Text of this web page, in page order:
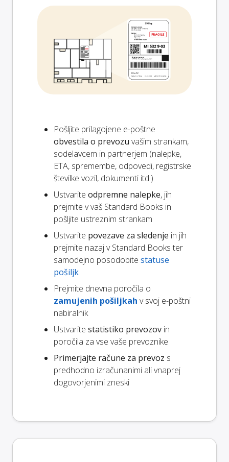
Pošljite prilagojene e-poštne
obvestila o prevozu vašim strankam,
sodelavcem in partnerjem (nalepke,
ETA, spremembe, odpovedi, registrske
številke vozil, dokumenti itd.)
Ustvarite odpremne nalepke, jih
prejmite v vaš Standard Books in
pošljite ustreznim strankam
Ustvarite povezave za sledenje in jih
prejmite nazaj v Standard Books ter
samodejno posodobite statuse
pošiljk
Prejmite dnevna poročila o
zamujenih pošiljkah v svoj e-poštni
nabiralnik
Ustvarite statistiko prevozov in
poročila za vse vaše prevoznike
Primerjajte račune za prevoz s
predhodno izračunanimi ali vnaprej
dogovorjenimi zneski